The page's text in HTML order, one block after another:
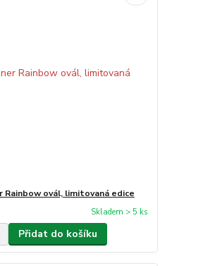
Rainbow ovál, limitovaná edice
Skladem > 5 ks
Přidat do košíku